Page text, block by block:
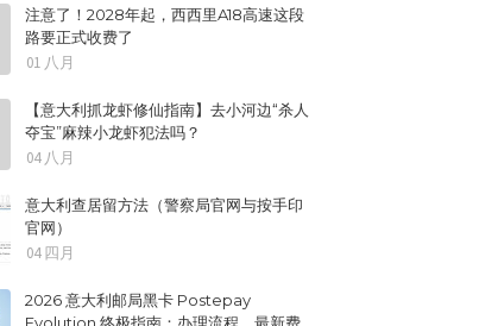
注意了！2028年起，西西里A18高速这段
路要正式收费了
01 八月
【意大利抓龙虾修仙指南】去小河边“杀人
夺宝”麻辣小龙虾犯法吗？
04 八月
意大利查居留方法（警察局官网与按手印
官网）
04 四月
2026 意大利邮局黑卡 Postepay